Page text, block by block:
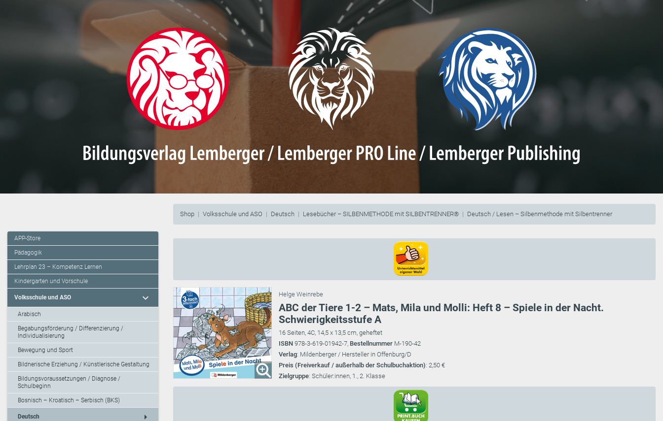
Shop Volksschule und ASO Deutsch Lesebücher – SILBENMETHODE mit SILBENTRENNER® Deutsch / Lesen – Silbenmethode mit Silbentrenner
APP-Store
Pädagogik
Lehrplan 23 – Kompetenz Lernen
Kindergarten und Vorschule
Volksschule und ASO expand_more
Arabisch
Begabungsförderung / Differenzierung /
Individualisierung
Bewegung und Sport
Bildnerische Erziehung / Künstlerische Gestaltung
Bildungsvoraussetzungen / Diagnose /
Schulbeginn
Bosnisch – Kroatisch – Serbisch (BKS)
Deutsch arrow_right
Helge Weinrebe
ABC der Tiere 1-2 – Mats, Mila und Molli: Heft 8 – Spiele in der Nacht.
Schwierigkeitsstufe A
16 Seiten, 4C, 14,5 x 13,5 cm, geheftet
ISBN 978-3-619-01942-7, Bestellnummer M-190-42
Verlag: Mildenberger / Hersteller in Offenburg/D
Preis (Freiverkauf / außerhalb der Schulbuchaktion): 2,50 €
Zielgruppe: Schüler:innen, 1., 2. Klasse